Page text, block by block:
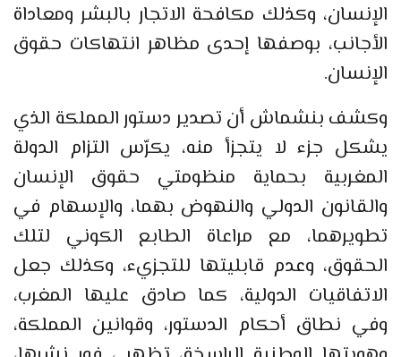
الإنسان، وكذلك مكافحة الاتجار بالبشر ومعاداة
الأجانب، بوصفها إحدى مظاهر انتهاكات حقوق
الإنسان.
وكشف بنشماش أن تصدير دستور المملكة الذي
يشكل جزء لا يتجزأ منه، يكرّس التزام الدولة
المغربية بحماية منظومتي حقوق الإنسان
والقانون الدولي والنهوض بهما، والإسهام في
تطويرهما، مع مراعاة الطابع الكوني لتلك
الحقوق، وعدم قابليتها للتجزيء، وكذلك جعل
الاتفاقيات الدولية، كما صادق عليها المغرب،
وفي نطاق أحكام الدستور، وقوانين المملكة،